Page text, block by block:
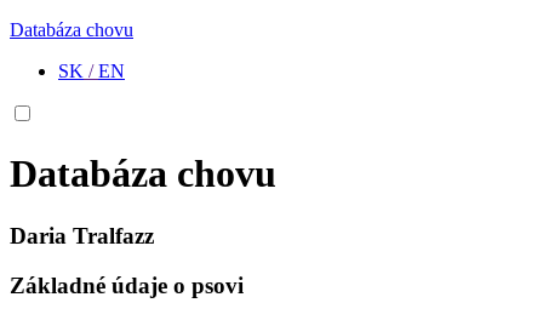
Databáza chovu
SK /EN
Databáza chovu
Daria Tralfazz
Základné údaje o psovi